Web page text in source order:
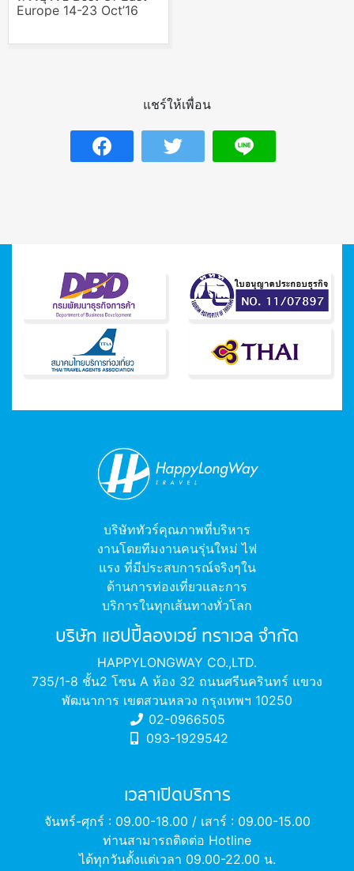
Europe 14-23 Oct’16
แชร์ให้เพื่อน
บริษัททัวร์คุณภาพที่บริหาร
งานโดยทีมงานคนรุ่นใหม่ ไฟ
แรง ที่มีประสบการณ์จริงๆใน
ด้านการท่องเที่ยวและการ
บริการในทุกเส้นทางทั่วโลก
บริษัท แฮปปี้ลองเวย์ ทราเวล จำกัด
HAPPYLONGWAY CO.,LTD.
735/1-8 ชั้น2 โซน A ห้อง 32 ถนนศรีนครินทร์ แขวง
พัฒนาการ เขตสวนหลวง กรุงเทพฯ 10250
02-0966505
093-1929542
เวลาเปิดบริการ
จันทร์-ศุกร์ : 09.00-18.00 / เสาร์ : 09.00-15.00
ท่านสามารถติดต่อ Hotline
ได้ทุกวันตั้งแต่เวลา 09.00-22.00 น.